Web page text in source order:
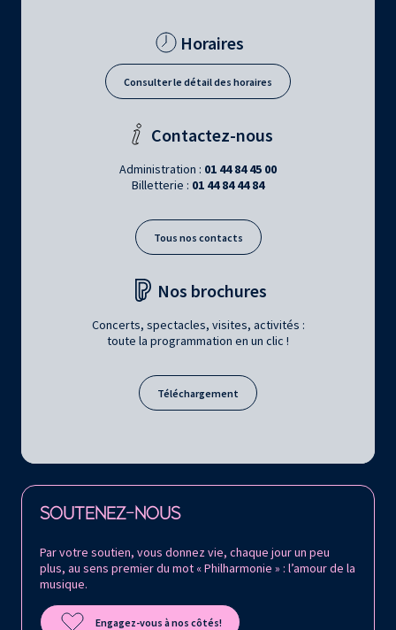
Horaires
Consulter le détail des horaires
Contactez-nous
Administration : 01 44 84 45 00
Billetterie : 01 44 84 44 84
Tous nos contacts
Nos brochures
Concerts, spectacles, visites, activités :
toute la programmation en un clic !
Téléchargement
SOUTENEZ-NOUS
Par votre soutien, vous donnez vie, chaque jour un peu
plus, au sens premier du mot « Philharmonie » : l’amour de la
musique.
Engagez-vous à nos côtés!
Retrouvez la Philharmonie de Paris sur